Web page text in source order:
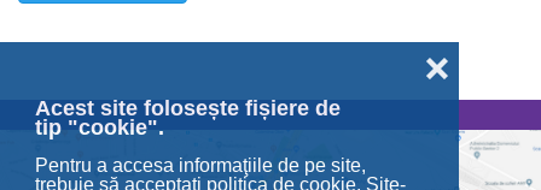
Acest site folosește fișiere de
tip "cookie".
Pentru a accesa informaţiile de pe site,
trebuie să acceptaţi politica de cookie. Site-
❌